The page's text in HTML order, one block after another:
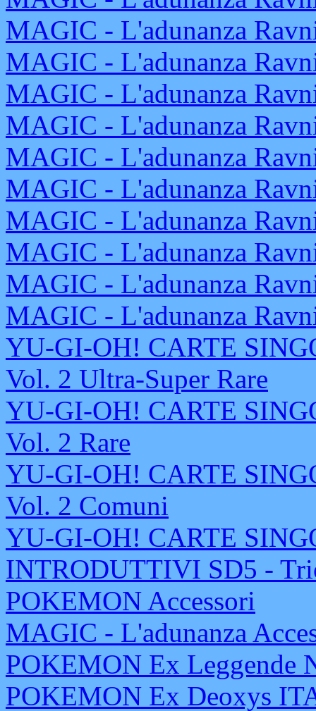
MAGIC - L'adunanza
MAGIC - L'adunanza
MAGIC - L'adunanza
MAGIC - L'adunanza
MAGIC - L'adunanza
MAGIC - L'adunanza
MAGIC - L'adunanza
MAGIC - L'adunanza
MAGIC - L'adunanza
MAGIC - L'adunanza
YU-GI-OH! CARTE
Vol. 2 Ultra-Super Rare
YU-GI-OH! CARTE
Vol. 2 Rare
YU-GI-OH! CARTE
Vol. 2 Comuni
YU-GI-OH! CARTE
INTRODUTTIVI SD5 -
POKEMON Accessori
MAGIC - L'adunanza
POKEMON Ex Leggende
POKEMON Ex Deoxys